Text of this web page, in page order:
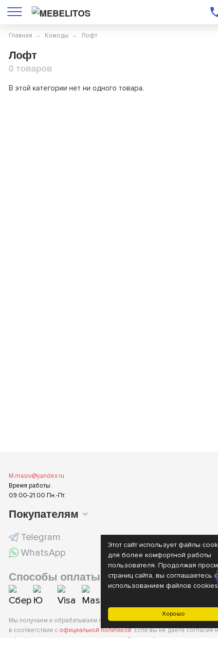
Хорошо
Этот сайт использует файлы
для более комфортной работы
пользователя. Продолжая
страниц сайта, вы соглашаетесь с
использованием файлов
Главная Комоды Лофт
Лофт
0 товаров
В этой категории нет ни одного товара.
M.masiv@yandex.ru
Время работы:
09:00-21:00 Пн.-Пт.
Покупателям
Telegram
WhatsApp
Способы оплаты
Мы получаем и обрабатываем персональные данные посетителей
в соответствии с официальной политикой. Если вы не даете согласия
обработку своих персональных данных, Вам необходимо покинуть наш